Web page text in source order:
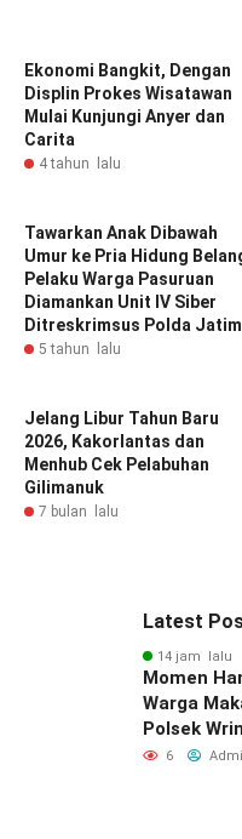
Ekonomi Bangkit, Dengan
Displin Prokes Wisatawan
Mulai Kunjungi Anyer dan
Carita
4 tahun lalu
Tawarkan Anak Dibawah
Umur ke Pria Hidung
Pelaku Warga Pasuruan
Diamankan Unit IV Siber
Ditreskrimsus Polda Jatim
5 tahun lalu
Jelang Libur Tahun Baru
2026, Kakorlantas dan
Menhub Cek Pelabuhan
Gilimanuk
7 bulan lalu
Latest
14 jam lalu
Momen
Warga
Polsek
Pererat
6